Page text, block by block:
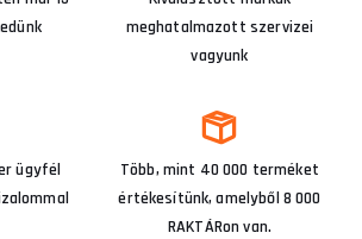
meghatalmazott szervizei
vagyunk
ügyfél
Több, mint 40 000 terméket
értékesítünk, amelyből 8 000
RAKTÁRon van.